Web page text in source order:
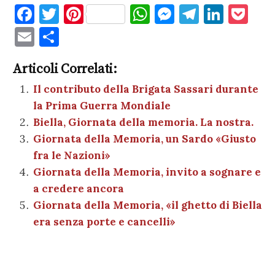
F
a
c
e
b
o
o
k
T
te
r
Pi
es
t
W
A
p
p
M
g
er
T
a
m
Li
dI et
E
m
ai
l
n
di
vi
di
Articoli Correlati:
Il contributo della Brigata Sassari durante
la Prima Guerra Mondiale
Biella, Giornata della memoria. La nostra.
Giornata della Memoria, un Sardo «Giusto
fra le Nazioni»
Giornata della Memoria, invito a sognare e
a credere ancora
Giornata della Memoria, «il ghetto di Biella
era senza porte e cancelli»